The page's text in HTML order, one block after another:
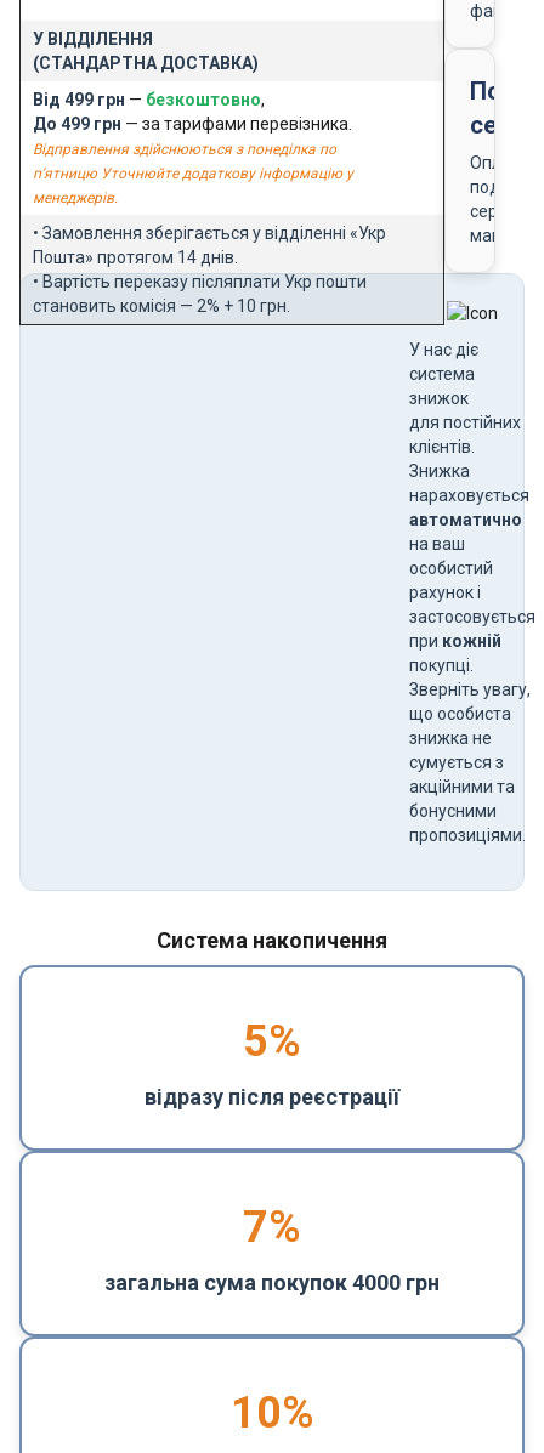
У ВІДДІЛЕННЯ
(СТАНДАРТНА ДОСТАВКА)
Від 499 грн — безкоштовно,
До 499 грн — за тарифами перевізника.
Відправлення здійснюються з понеділка по
п'ятницю Уточнюйте додаткову інформацію у
менеджерів.
• Замовлення зберігається у відділенні «Укр
Пошта» протягом 14 днів.
• Вартість переказу післяплати Укр пошти
становить комісія — 2% + 10 грн.
фактури
Оплата
магазину
У нас діє
система
знижок
для постійних
клієнтів.
Знижка
нараховується
автоматично
на ваш
особистий
рахунок і
застосовується
при кожній
покупці.
Зверніть увагу,
що особиста
знижка не
сумується з
акційними та
бонусними
пропозиціями.
Система накопичення
5%
відразу після реєстрації
7%
загальна сума покупок 4000 грн
10%